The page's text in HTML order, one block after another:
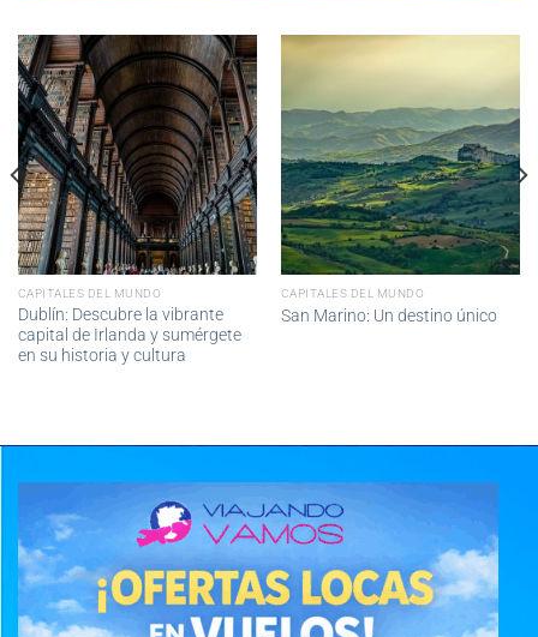
CAPITALES DEL MUNDO
Dublín: Descubre la vibrante
capital de Irlanda y sumérgete
en su historia y cultura
CAPITALES DEL MUNDO
San Marino: Un destino único